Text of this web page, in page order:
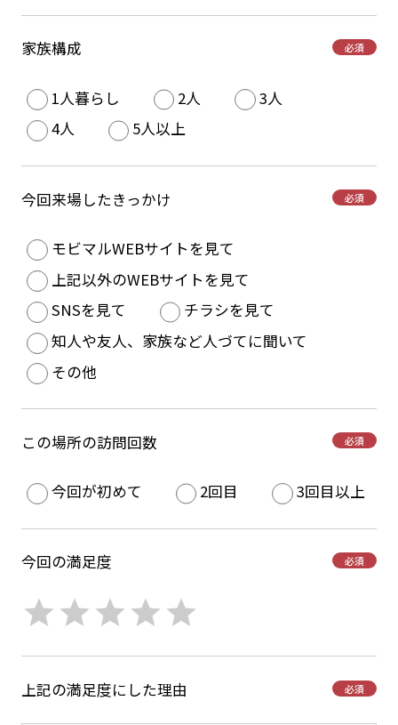
家族構成 必須
1人暮らし 2人
3人
4人
5人以上
今回来場したきっかけ 必須
モビマルWEBサイトを見て
上記以外のWEBサイトを見て
SNSを見て
チラシを見て
知人や友人、家族など人づてに聞いて
その他
この場所の訪問回数 必須
今回が初めて 2回目 3回目以上
今回の満足度 必須
上記の満足度にした理由 必須